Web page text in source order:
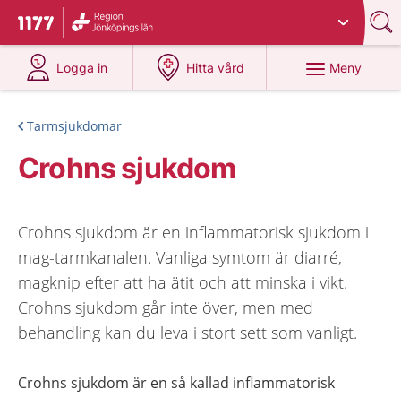
Till startsidan för 1177
Du har valt region
Logga in
på 1177.se
Hitta vård
på 1177.se
Meny
Tarmsjukdomar
Crohns sjukdom
Crohns sjukdom är en inflammatorisk sjukdom i
mag-tarmkanalen. Vanliga symtom är diarré,
magknip efter att ha ätit och att minska i vikt.
Crohns sjukdom går inte över, men med
behandling kan du leva i stort sett som vanligt.
Crohns sjukdom är en så kallad inflammatorisk